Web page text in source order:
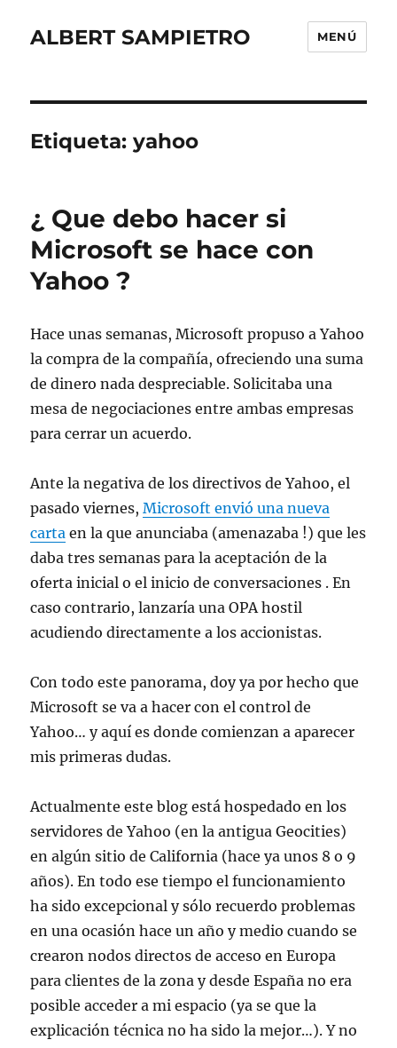
ALBERT SAMPIETRO MENÚ
Etiqueta:yahoo
¿ Que debo hacer si
Microsoft se hace con
Yahoo ?
Hace unas semanas, Microsoft propuso a Yahoo
la compra de la compañía, ofreciendo una suma
de dinero nada despreciable. Solicitaba una
mesa de negociaciones entre ambas empresas
para cerrar un acuerdo.
Ante la negativa de los directivos de Yahoo, el
pasado viernes,Microsoft envió una nueva
carta en la que anunciaba (amenazaba !) que les
daba tres semanas para la aceptación de la
oferta inicial o el inicio de conversaciones . En
caso contrario, lanzaría una OPA hostil
acudiendo directamente a los accionistas.
Con todo este panorama, doy ya por hecho que
Microsoft se va a hacer con el control de
Yahoo… y aquí es donde comienzan a aparecer
mis primeras dudas.
Actualmente este blog está hospedado en los
servidores de Yahoo (en la antigua Geocities)
en algún sitio de California (hace ya unos 8 o 9
años). En todo ese tiempo el funcionamiento
ha sido excepcional y sólo recuerdo problemas
en una ocasión hace un año y medio cuando se
crearon nodos directos de acceso en Europa
para clientes de la zona y desde España no era
posible acceder a mi espacio (ya se que la
explicación técnica no ha sido la mejor…). Y no